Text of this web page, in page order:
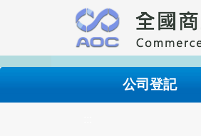
要
內
公司登記